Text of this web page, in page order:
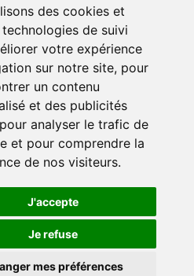
des cookies et
de suivi
votre expérience
sur notre site, pour
un contenu
et des publicités
analyser le trafic de
et pour comprendre la
de nos visiteurs.
J'accepte
Je refuse
mes préférences
Sàrl
956 18 34
Switzerland
Policy
Générales
All Rights Reserved
innovix solutions